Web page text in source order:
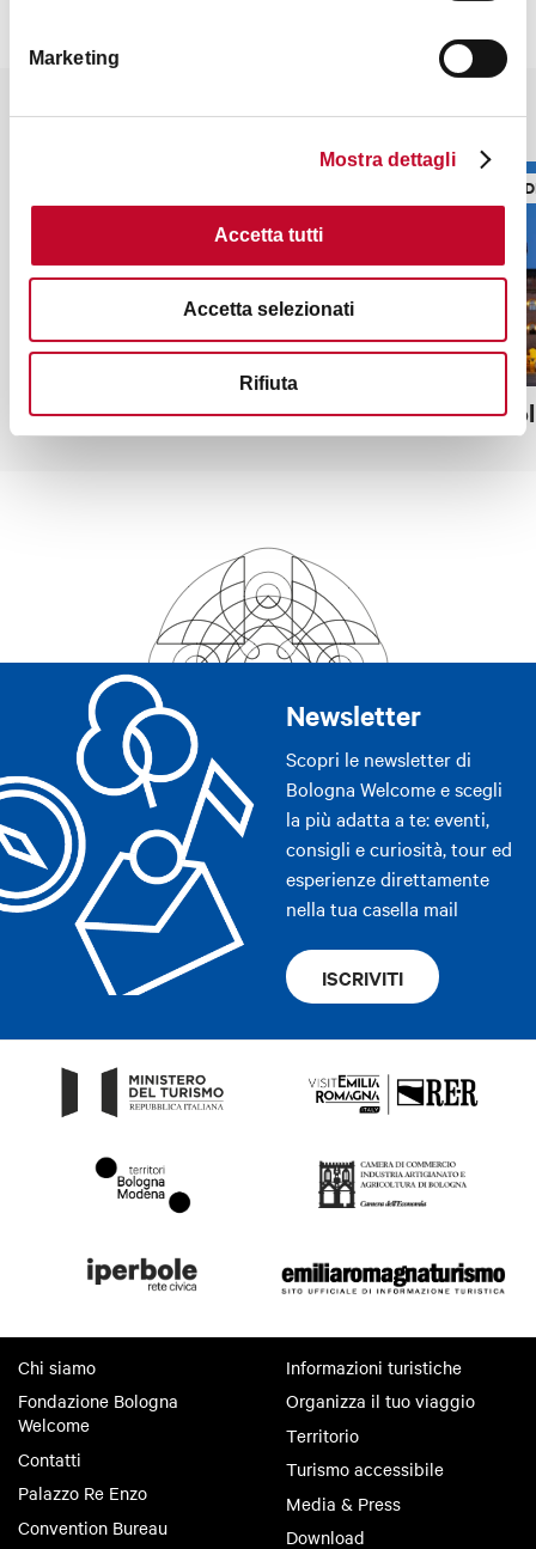
Marketing
Mostra dettagli
Accetta tutti
Accetta selezionati
Rifiuta
Potrebbe interessarti anche
Santuario di San Luca
TORRI,
Torre
Newsletter
Scopri le newsletter di
Bologna Welcome e scegli
la più adatta a te: eventi,
consigli e curiosità, tour ed
esperienze direttamente
nella tua casella mail
ISCRIVITI
Chi siamo
Fondazione Bologna
Welcome
Contatti
Palazzo Re Enzo
Convention Bureau
Informazioni turistiche
Organizza il tuo viaggio
Territorio
Turismo accessibile
Media & Press
Download